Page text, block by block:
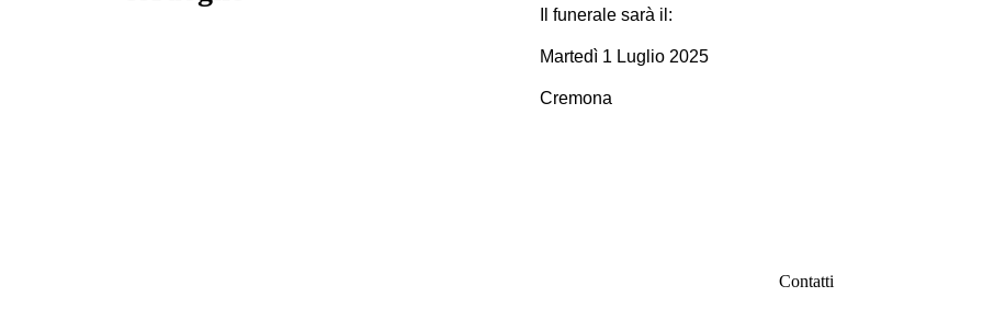
Il funerale sarà il:
Martedì 1 Luglio 2025
Cremona
Contatti